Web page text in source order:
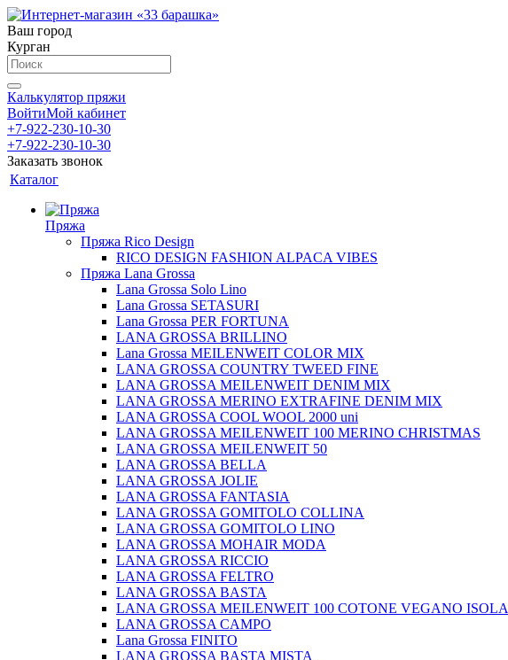
Ваш город
Курган
Калькулятор пряжи
ВойтиМой кабинет
+7-922-230-10-30
+7-922-230-10-30
Заказать звонок
Каталог
Пряжа
Пряжа Rico Design
RICO DESIGN FASHION ALPACA VIBES
Пряжа Lana Grossa
Lana Grossa Solo Lino
Lana Grossa SETASURI
Lana Grossa PER FORTUNA
LANA GROSSA BRILLINO
Lana Grossa MEILENWEIT COLOR MIX
LANA GROSSA COUNTRY TWEED FINE
LANA GROSSA MEILENWEIT DENIM MIX
LANA GROSSA MERINO EXTRAFINE DENIM MIX
LANA GROSSA COOL WOOL 2000 uni
LANA GROSSA MEILENWEIT 100 MERINO CHRISTMAS
LANA GROSSA MEILENWEIT 50
LANA GROSSA BELLA
LANA GROSSA JOLIE
LANA GROSSA FANTASIA
LANA GROSSA GOMITOLO COLLINA
LANA GROSSA GOMITOLO LINO
LANA GROSSA MOHAIR MODA
LANA GROSSA RICCIO
LANA GROSSA FELTRO
LANA GROSSA BASTA
LANA GROSSA MEILENWEIT 100 COTONE VEGANO ISOLA
LANA GROSSA CAMPO
Lana Grossa FINITO
LANA GROSSA BASTA MISTA